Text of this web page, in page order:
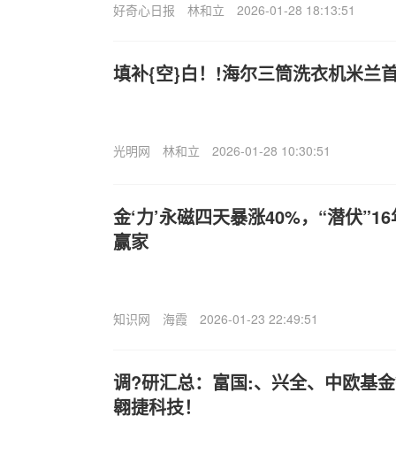
好奇心日报 林和立 2026-01-28 18:13:51
填补{空}白！!海尔三筒洗衣机米兰
光明网 林和立 2026-01-28 10:30:51
金‘力’永磁四天暴涨40%，“潜伏
赢家
知识网 海霞 2026-01-23 22:49:51
调?研汇总：富国:、兴全、中欧基
翱捷科技！